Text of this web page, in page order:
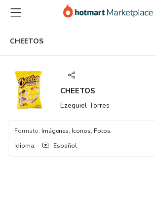
principal
página
de
página
CHEETOS
CHEETOS
Ezequiel Torres
Formato: Imágenes, Iconos, Fotos
Idioma: Español